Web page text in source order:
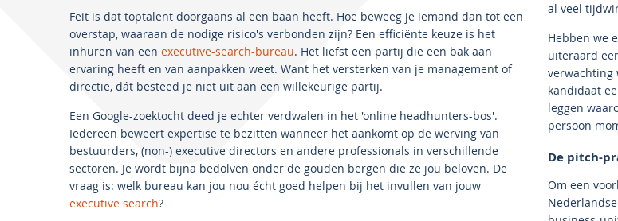
Feit is dat toptalent doorgaans al een baan heeft. Hoe beweeg je iemand dan tot een
overstap, waaraan de nodige risico's verbonden zijn? Een efficiënte keuze is het
inhuren van een executive-search-bureau. Het liefst een partij die een bak aan
ervaring heeft en van aanpakken weet. Want het versterken van je management of
directie, dát besteed je niet uit aan een willekeurige partij.
Een Google-zoektocht deed je echter verdwalen in het 'online headhunters-bos'.
Iedereen beweert expertise te bezitten wanneer het aankomt op de werving van
bestuurders, (non-) executive directors en andere professionals in verschillende
sectoren. Je wordt bijna bedolven onder de gouden bergen die ze jou beloven. De
vraag is: welk bureau kan jou nou écht goed helpen bij het invullen van jouw
executive search?
al veel
Hebben we
uiteraard
verwachting
kandidaat
leggen
persoon
De pitch-
Om een